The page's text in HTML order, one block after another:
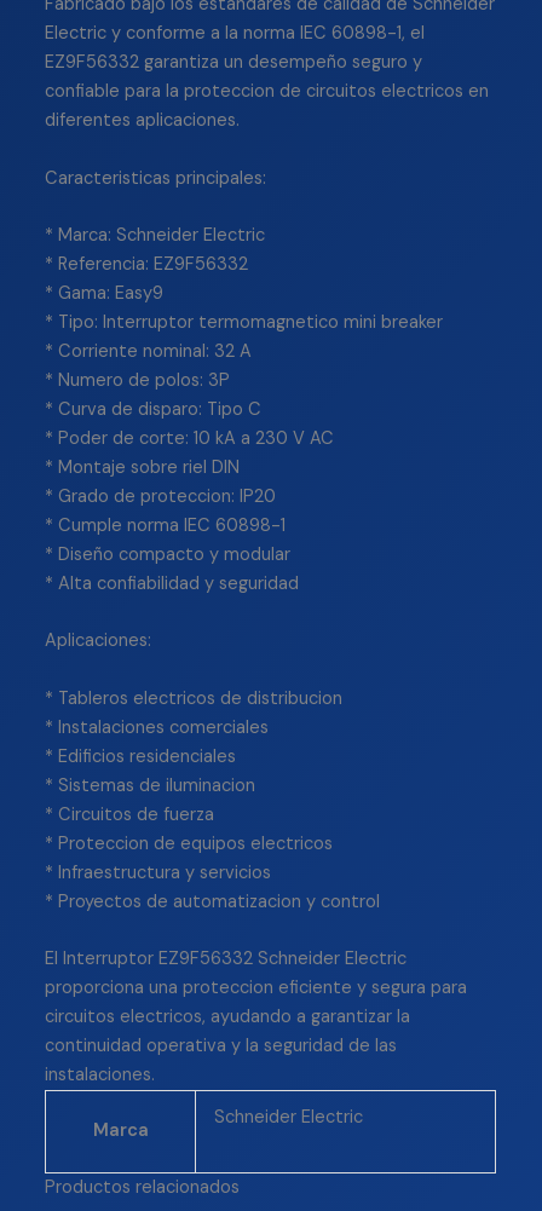
Electric y conforme a la norma IEC 60898-1, el
EZ9F56332 garantiza un desempeño seguro y
confiable para la proteccion de circuitos electricos en
diferentes aplicaciones.
Caracteristicas principales:
* Marca: Schneider Electric
* Referencia: EZ9F56332
* Gama: Easy9
* Tipo: Interruptor termomagnetico mini breaker
* Corriente nominal: 32 A
* Numero de polos: 3P
* Curva de disparo: Tipo C
* Poder de corte: 10 kA a 230 V AC
* Montaje sobre riel DIN
* Grado de proteccion: IP20
* Cumple norma IEC 60898-1
* Diseño compacto y modular
* Alta confiabilidad y seguridad
Aplicaciones:
* Tableros electricos de distribucion
* Instalaciones comerciales
* Edificios residenciales
* Sistemas de iluminacion
* Circuitos de fuerza
* Proteccion de equipos electricos
* Infraestructura y servicios
* Proyectos de automatizacion y control
El Interruptor EZ9F56332 Schneider Electric
proporciona una proteccion eficiente y segura para
circuitos electricos, ayudando a garantizar la
continuidad operativa y la seguridad de las
instalaciones.
Marca
Schneider Electric
Productos relacionados